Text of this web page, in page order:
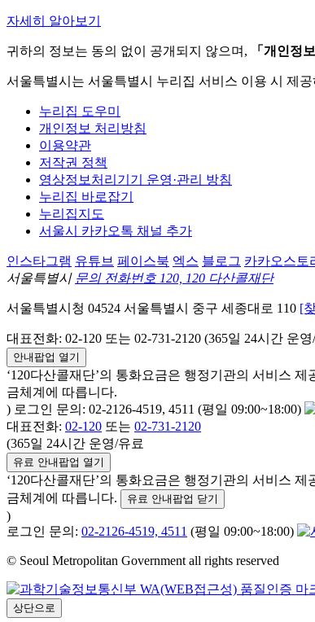
자세히 알아보기
귀하의 정보는 동의 없이 공개되지 않으며, 「개인정
서울특별시는 서울특별시 누리집 서비스 이용 시 제
누리집 도우미
개인정보 처리방침
이용약관
저작권 정책
영상정보처리기기 운영·관리 방침
누리집 바로잡기
누리집지도
서울시 카카오톡 채널 추가
인스타그램 유튜브 페이스북 엑스 블로그 카카오스토
서울특별시 문의 전화번호 120, 120 다산콜재단
서울특별시청 04524 서울특별시 중구 세종대로 110 [
대표전화: 02-120 또는 02-731-2120 (365일 24시간 운영
안내팝업 열기
‘120다산콜재단’의 통화요금은 행정기관의 서비스 제
금체계에 따릅니다.
) 로그인 문의: 02-2126-4519, 4511 (평일 09:00~18:00)
대표전화: 02-120 또는 02-731-2120
(365일 24시간 운영/유료
유료 안내팝업 열기
‘120다산콜재단’의 통화요금은 행정기관의 서비스 제
금체계에 따릅니다.
유료 안내팝업 닫기
)
로그인 문의: 02-2126-4519, 4511 (평일 09:00~18:00)
© Seoul Metropolitan Government all rights reserved
상단으로